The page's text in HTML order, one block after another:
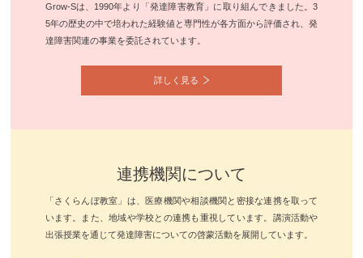
Grow-Sは、1990年より「発達障害教育」に取り組んできました。3
5年の歴史の中で培われた経験値と専門性が各方面から評価され、発
達障害関連の事業を委託されています。
詳しく見る
連携機関について
「さくらんぼ教室」は、医療機関や相談機関と密接な連携を取って
います。また、地域や学校との連携も重視しています。講演活動や
出張授業を通じて発達障害についての啓蒙活動を展開しています。